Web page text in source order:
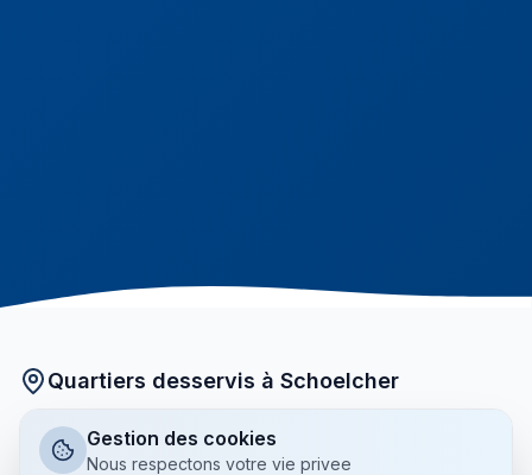
Quartiers desservis à Schoelcher
Nos courtiers partenaires interviennent dans tous les
quartiers de Schoelcher :
Gestion des cookies
Nous respectons votre vie privee